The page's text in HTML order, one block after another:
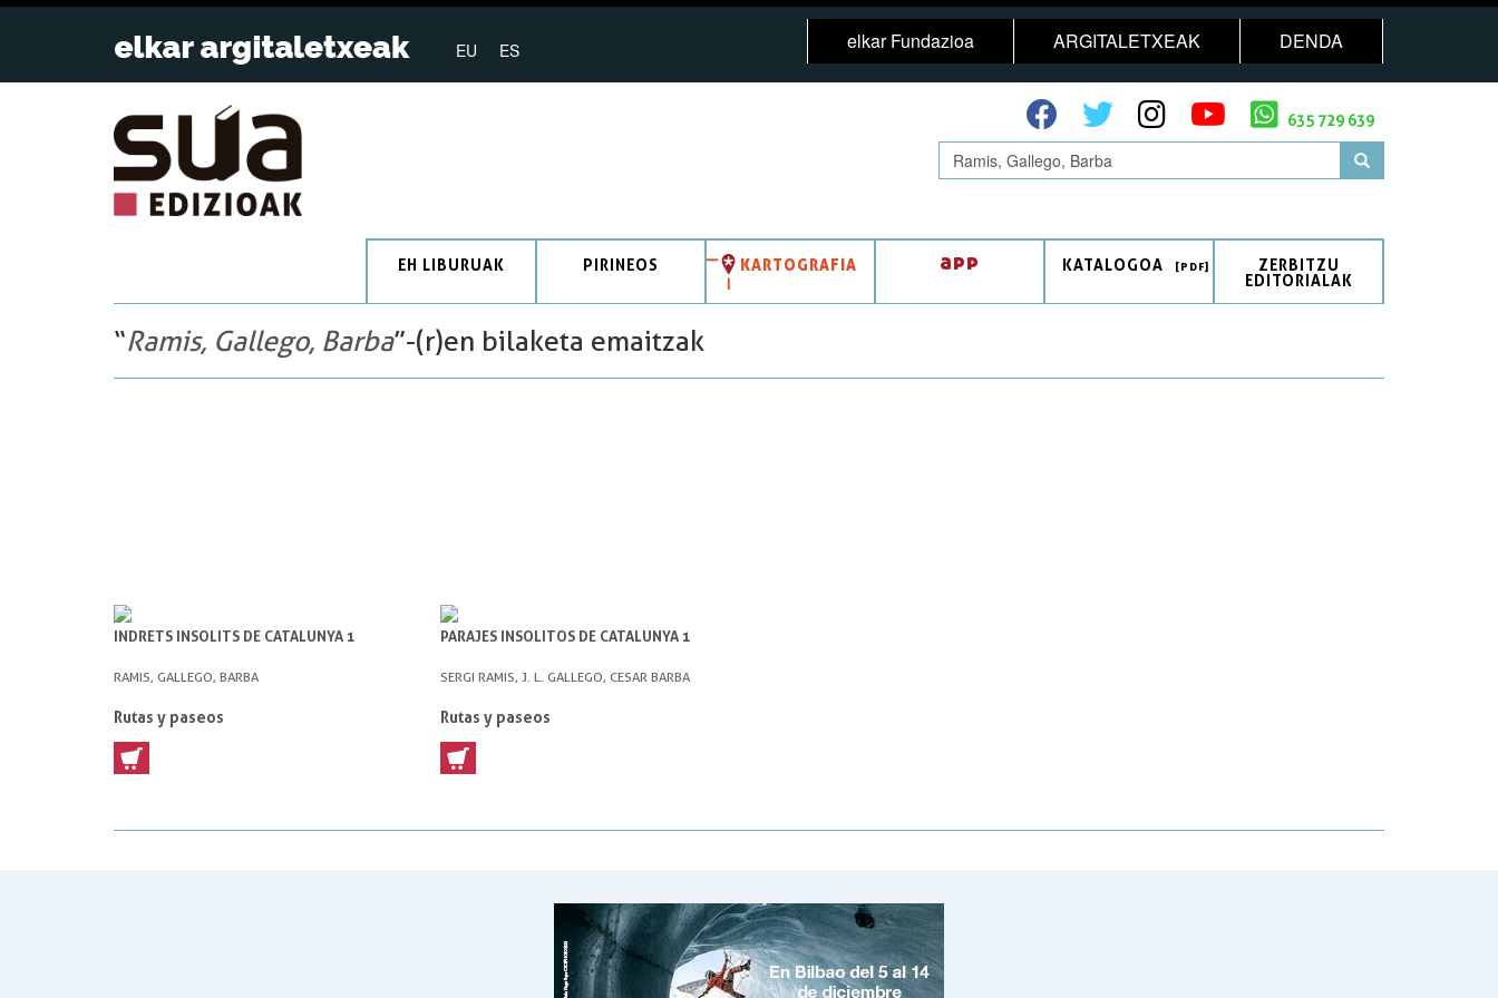
EU ES elkar Fundazioa ARGITALETXEAK DENDA
635 729 639
EH LIBURUAK PIRINEOS KARTOGRAFIA app KATALOGOA
ZERBITZU
EDITORIALAK
“Ramis, Gallego, Barba”-(r)en bilaketa emaitzak
INDRETS INSOLITS DE CATALUNYA 1
RAMIS, GALLEGO, BARBA
Rutas y paseos
PARAJES INSOLITOS DE CATALUNYA 1
SERGI RAMIS, J. L. GALLEGO, CESAR BARBA
Rutas y paseos